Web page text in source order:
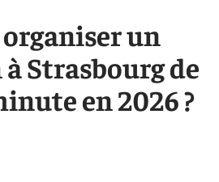
un
Strasbourg de
en 2026 ?